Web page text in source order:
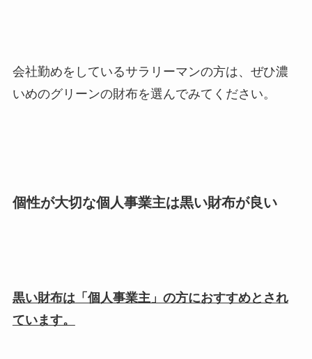
会社勤めをしているサラリーマンの方は、ぜひ濃
いめのグリーンの財布を選んでみてください。
個性が大切な個人事業主は黒い財布が良い
黒い財布は「個人事業主」の方におすすめとされ
ています。